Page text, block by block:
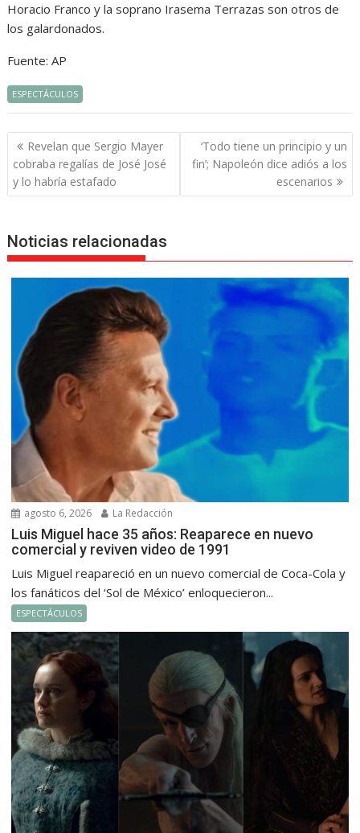
Horacio Franco y la soprano Irasema Terrazas son otros de
los galardonados.
Fuente: AP
ESPECTÁCULOS
Navegación
de
entradas
Revelan que Sergio Mayer
cobraba regalías de José José
y lo habría estafado
‘Todo tiene un principio y un
fin’; Napoleón dice adiós a los
escenarios
Noticias relacionadas
agosto 6, 2026 La Redacción
Luis Miguel hace 35 años: Reaparece en nuevo
comercial y reviven video de 1991
Luis Miguel reapareció en un nuevo comercial de Coca-Cola y
los fanáticos del ‘Sol de México’ enloquecieron...
ESPECTÁCULOS